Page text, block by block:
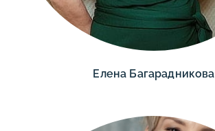
Елена Багарадникова